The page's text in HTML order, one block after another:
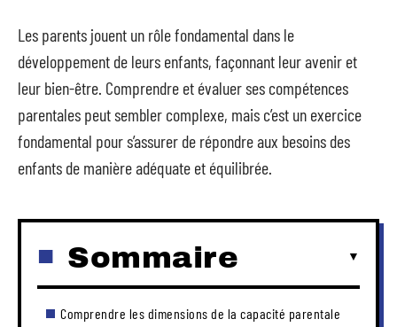
Les parents jouent un rôle fondamental dans le
développement de leurs enfants, façonnant leur avenir et
leur bien-être. Comprendre et évaluer ses compétences
parentales peut sembler complexe, mais c’est un exercice
fondamental pour s’assurer de répondre aux besoins des
enfants de manière adéquate et équilibrée.
Sommaire
Comprendre les dimensions de la capacité parentale